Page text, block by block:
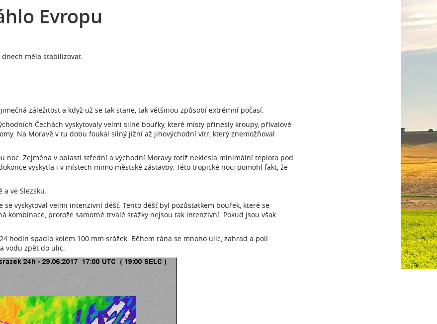
Evropu
měla stabilizovat.
záležitost a když už se tak stane, tak většinou způsobí extrémní počasí.
Čechách vyskytovaly velmi silné bouřky, které místy přinesly kroupy, přívalové
Na Moravě v tu dobu foukal silný jižní až jihovýchodní vítr, který znemožňoval
noc. Zejména v oblasti střední a východní Moravy totiž neklesla minimální teplota pod
vyskytla i v místech mimo městské zástavby. Této tropické noci pomohl fakt, že
a ve Slezsku.
se vyskytoval velmi intenzivní déšť. Tento déšť byl pozůstatkem bouřek, které se
kombinace, protože samotné trvalé srážky nejsou tak intenzivní. Pokud jsou však
hodin spadlo kolem 100 mm srážek. Během rána se mnoho ulic, zahrad a polí
vodu zpět do ulic.